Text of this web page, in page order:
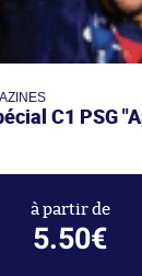
C1 PSG
à partir de
5.50€